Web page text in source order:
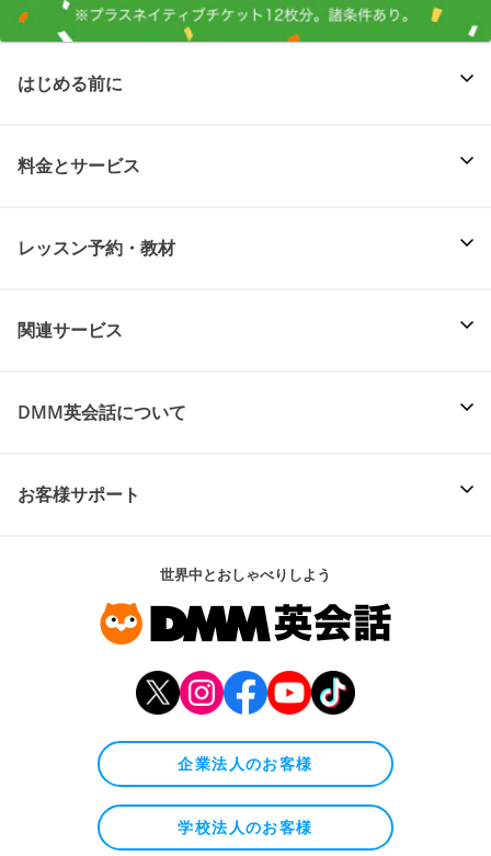
はじめる前に
料金とサービス
レッスン予約・教材
関連サービス
DMM英会話について
お客様サポート
世界中とおしゃべりしよう
企業法人のお客様
学校法人のお客様